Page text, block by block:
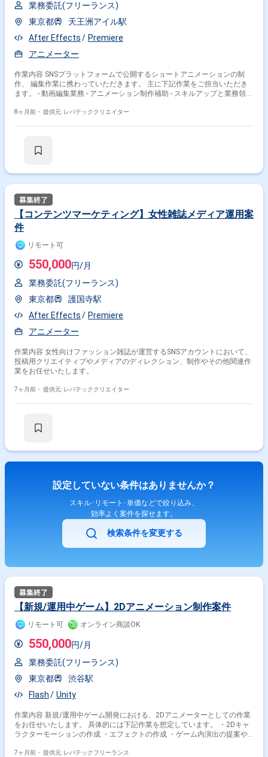
業務委託(フリーランス)
東京都
天王洲アイル駅
After Effects
Premiere
アニメーター
作業内容 SNSプラットフォームで公開するショートアニメーションの制
作、 編集作業に携わっていただきます。 主に下記作業をご担当いただき
ます。 - 動画編集業務 - アニメーション制作補助 - スキルアップと業務領域
8ヶ月前・ 提供元: レバテッククリエイター
【コンテンツマーケティング】女性雑誌メディア運用案
件
リモート可
550,000円/月
業務委託(フリーランス)
東京都
護国寺駅
After Effects
Premiere
アニメーター
作業内容 女性向けファッション雑誌が運営するSNSアカウントにおいて、
投稿用クリエイティブやメディアのディレクション、制作やその他関連作
業をお任せいたします。
7ヶ月前・ 提供元: レバテッククリエイター
設定していない条件はありませんか？
スキル･リモート･単価などで絞り込み、
効率よく案件を探せます。
検索条件を変更する
【新規/運用中ゲーム】2Dアニメーション制作案件
リモート可 オンライン商談OK
550,000円/月
業務委託(フリーランス)
東京都
渋谷駅
Flash
Unity
作業内容 新規/運用中ゲーム開発における、2Dアニメーターとしての作業
をお任せいたします。 具体的には下記作業を想定しています。 ・2Dキャ
ラクターモーションの作成 ・エフェクトの作成 ・ゲーム内演出の提案や
7ヶ月前・ 提供元: レバテックフリーランス